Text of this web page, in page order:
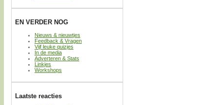
EN VERDER NOG
Nieuws & nieuwtjes
Feedback & Vragen
Vijf leuke quizjes
In de media
Adverteren & Stats
Linkjes
Workshops
Laatste reacties